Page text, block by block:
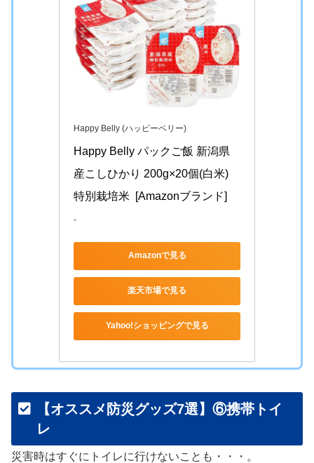
Happy Belly (ハッピーベリー)
Happy Belly パックご飯 新潟県
産こしひかり 200g×20個(白米)
特別栽培米  [Amazonブランド]
-
Amazonで見る
楽天市場で見る
Yahoo!ショッピングで見る
【オススメ防災グッズ7選】⑥携帯トイ
レ
災害時はすぐにトイレに行けないことも・・・。